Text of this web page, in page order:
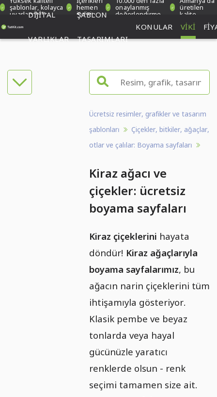
şablonlar, kolayca
uyarlanabilir
hemen
indirin
onaylanmış
değerlendirme
üretilen
kalite
DIJITAL
VARLIKLAR
ŞABLON
TASARIMLARI
KONULAR VIKI
Ücretsiz resimler, grafikler ve tasarım
şablonları
Çiçekler, bitkiler, ağaçlar,
otlar ve çalılar: Boyama sayfaları
Kiraz ağacı ve
çiçekler: ücretsiz
boyama sayfaları
Kiraz çiçeklerini hayata
döndür! Kiraz ağaçlarıyla
boyama sayfalarımız, bu
ağacın narin çiçeklerini tüm
ihtişamıyla gösteriyor.
Klasik pembe ve beyaz
tonlarda veya hayal
gücünüzle yaratıcı
renklerde olsun - renk
seçimi tamamen size ait.